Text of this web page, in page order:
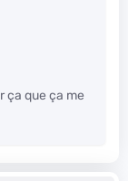
ça que ça me